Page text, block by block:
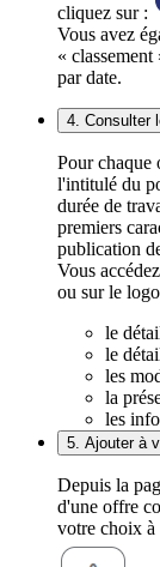
cliquez sur :
Vous avez
«
par date.
4. Consulter
Pour chaque
l'intitulé du
durée de
premiers
publication
Vous
ou sur le
le
le
les
la
les
5. Ajouter à
Depuis la
d'une offre
votre choix